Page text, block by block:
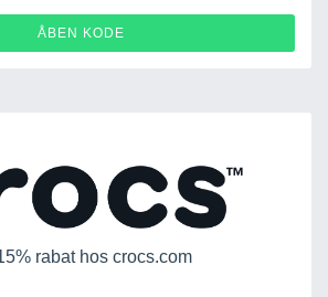
ÅBEN KODE
rabat hos crocs.com